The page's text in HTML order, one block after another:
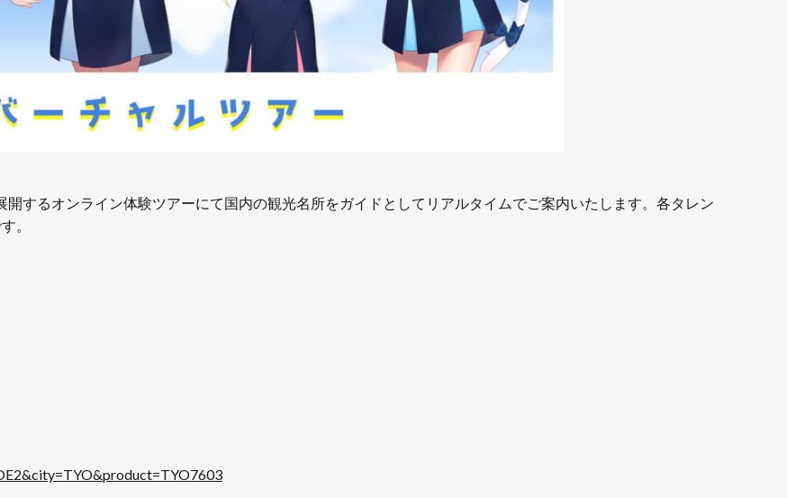
するオンライン体験ツアーにて国内の観光名所をガイドとしてリアルタイムでご案内いたします。各タレン
。